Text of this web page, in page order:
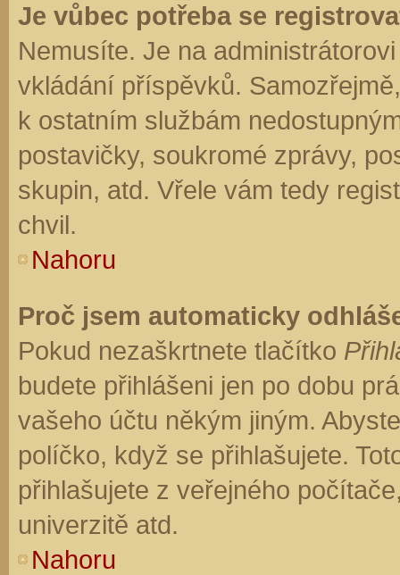
Je vůbec potřeba se
Nemusíte. Je na
vkládání příspěvků.
k ostatním službám
postavičky, soukromé zprávy,
skupin, atd. Vřele vám tedy
chvil.
Nahoru
Proč jsem automaticky
Pokud nezaškrtnete tlačítko
budete přihlášeni jen po dobu
vašeho účtu někým jiným.
políčko, když se přihlašujete.
přihlašujete z veřejného
univerzitě atd.
Nahoru